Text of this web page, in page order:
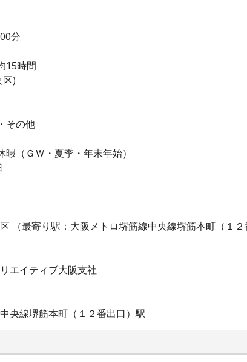
分
15時間
)
その他
（ＧＷ・夏季・年末年始）
（最寄り駅：大阪メトロ堺筋線中央線堺筋本町（１
エイティブ大阪支社
央線堺筋本町（１２番出口）駅